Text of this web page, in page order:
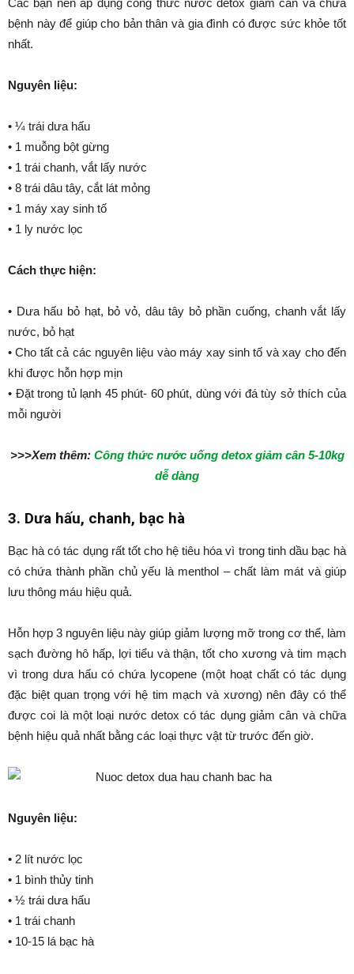
Các bạn nên áp dụng công thức nước detox giảm cân và chữa
bệnh này để giúp cho bản thân và gia đình có được sức khỏe tốt
nhất.
Nguyên liệu:
• ¼ trái dưa hấu
• 1 muỗng bột gừng
• 1 trái chanh, vắt lấy nước
• 8 trái dâu tây, cắt lát mỏng
• 1 máy xay sinh tố
• 1 ly nước lọc
Cách thực hiện:
• Dưa hấu bỏ hạt, bỏ vỏ, dâu tây bỏ phần cuống, chanh vắt lấy
nước, bỏ hạt
• Cho tất cả các nguyên liệu vào máy xay sinh tố và xay cho đến
khi được hỗn hợp mịn
• Đặt trong tủ lạnh 45 phút- 60 phút, dùng với đá tùy sở thích của
mỗi người
>>>Xem thêm: Công thức nước uống detox giảm cân 5-10kg
dễ dàng
3. Dưa hấu, chanh, bạc hà
Bạc hà có tác dụng rất tốt cho hệ tiêu hóa vì trong tinh dầu bạc hà
có chứa thành phần chủ yếu là menthol – chất làm mát và giúp
lưu thông máu hiệu quả.
Hỗn hợp 3 nguyên liệu này giúp giảm lượng mỡ trong cơ thể, làm
sạch đường hô hấp, lợi tiểu và thận, tốt cho xương và tim mạch
vì trong dưa hấu có chứa lycopene (một hoạt chất có tác dụng
đặc biệt quan trọng với hệ tim mạch và xương) nên đây có thể
được coi là một loại nước detox có tác dụng giảm cân và chữa
bệnh hiệu quả nhất bằng các loại thực vật từ trước đến giờ.
Nguyên liệu:
• 2 lít nước lọc
• 1 bình thủy tinh
• ½ trái dưa hấu
• 1 trái chanh
• 10-15 lá bạc hà